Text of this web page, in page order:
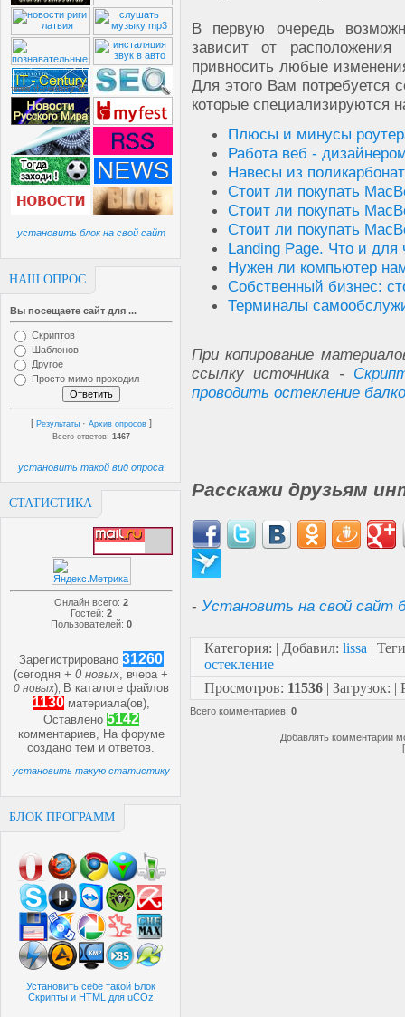
установить блок на свой сайт
НАШ ОПРОС
Вы посещаете сайт для ...
Скриптов
Шаблонов
Другое
Просто мимо проходил
[ Результаты · Архив опросов ]
Всего ответов: 1467
установить такой вид опроса
СТАТИСТИКА
Онлайн всего: 2
Гостей: 2
Пользователей: 0
Зарегистрировано 31260
(сегодня +0 новых, вчера +
0 новых) В каталоге файлов
1130 материала(ов),
Оставлено 5142
комментариев, На форуме
созданотем иответов.
установить такую статистику
БЛОК ПРОГРАММ
Установить себе такой Блок
Скрипты и HTML для uCOz
В первую очередь
зависит от расположения
привносить любые
Для этого Вам потребуется
которые специализируются
Плюсы и минусы
Работа веб -
Навесы из
Стоит ли покупать
Стоит ли покупать
Стоит ли покупать
Landing Page. Что и для
Нужен ли компьютер
Собственный бизнес:
Терминалы
При копирование
ссылку источника -
проводить остекление
Расскажи друзьям
- Установить на свой сайт
Категория: | Добавил: lissa | Теги
остекление
Просмотров: 11536 | Загрузок: |
Всего комментариев: 0
Добавлять комментарии